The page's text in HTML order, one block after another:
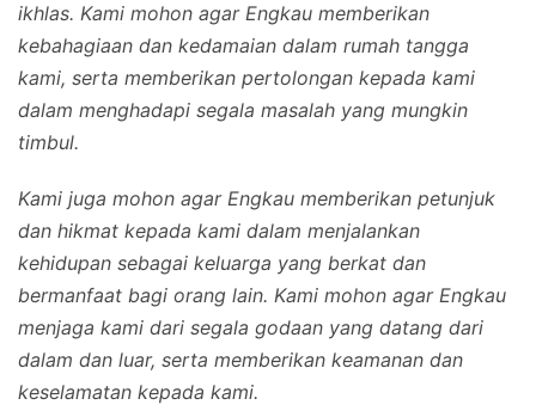
ikhlas. Kami mohon agar Engkau memberikan
kebahagiaan dan kedamaian dalam rumah tangga
kami, serta memberikan pertolongan kepada kami
dalam menghadapi segala masalah yang mungkin
timbul.
Kami juga mohon agar Engkau memberikan petunjuk
dan hikmat kepada kami dalam menjalankan
kehidupan sebagai keluarga yang berkat dan
bermanfaat bagi orang lain. Kami mohon agar Engkau
menjaga kami dari segala godaan yang datang dari
dalam dan luar, serta memberikan keamanan dan
keselamatan kepada kami.